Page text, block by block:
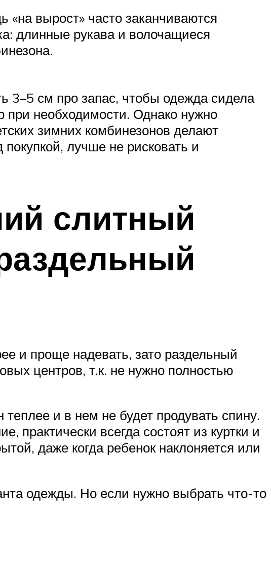
«на вырост» часто заканчиваются
длинные рукава и волочащиеся
3–5 см про запас, чтобы одежда сидела
необходимости. Однако нужно
зимних комбинезонов делают
лучше не рисковать и
слитный
и проще надевать, зато раздельный
центров, т.к. не нужно полностью
и в нем не будет продувать спину.
всегда состоят из куртки и
даже когда ребенок наклоняется или
одежды. Но если нужно выбрать что-то